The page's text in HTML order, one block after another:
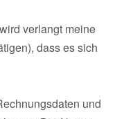
verlangt meine
dass es sich
und